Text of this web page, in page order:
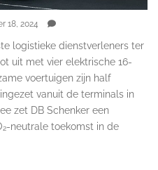
18, 2024
logistieke dienstverleners ter
uit met vier elektrische 16-
voertuigen zijn half
vanuit de terminals in
zet DB Schenker een
neutrale toekomst in de